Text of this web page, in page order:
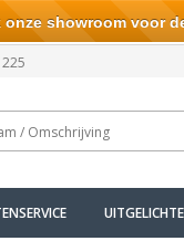
showroom voor